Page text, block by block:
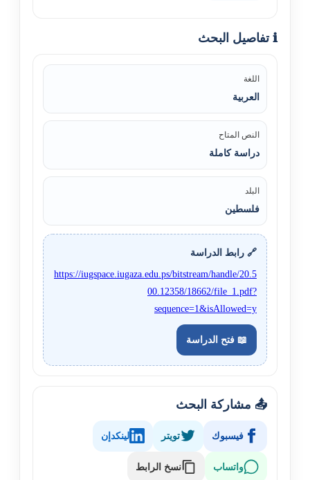
ℹ️ تفاصيل البحث
اللغة
العربية
النص المتاح
دراسة كاملة
البلد
فلسطين
🔗 رابط الدراسة
https://iugspace.iugaza.edu.ps/bitstream/handle/20.5
00.12358/18662/file_1.pdf?
sequence=1&isAllowed=y
📖 فتح الدراسة
📤 مشاركة البحث
فيسبوك تويتر لينكدإن
واتساب نسخ الرابط